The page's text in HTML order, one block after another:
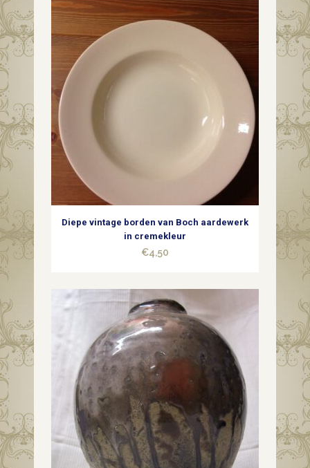
vaas
met
China
1920
quantity
Diepe vintage borden van Boch aardewerk
in cremekleur
€4,50